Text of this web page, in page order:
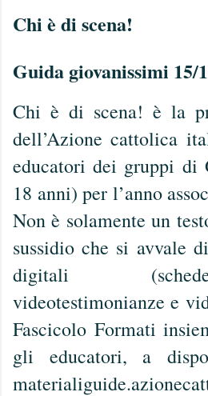
Chi è di scena!
Guida giovanissimi 15/
Chi è di scena! è la
dell’Azione cattolica
educatori dei gruppi di
18 anni) per l’anno
Non è solamente un
sussidio che si avvale
digitali
videotestimonianze e
Fascicolo Formati
gli educatori, a